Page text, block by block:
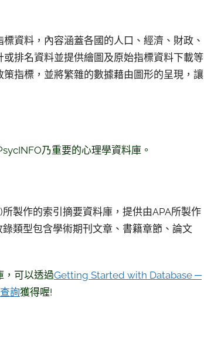
資料，內容涵蓋各國的人口、經濟、財政、
排名資料並提供繪圖及原始指標資料下載等
指標，並將繁雜的數據藉由圖形的呈現，讓
乃重要的心理學資料庫。
製作的索引摘要資料庫，提供由APA所製作
類型包含學術期刊文章、書籍章節、論文
，可以透過Getting Started with Database ─
詢獲得喔!